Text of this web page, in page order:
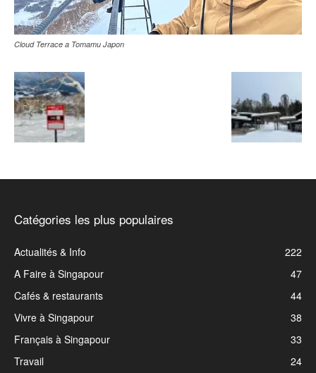
Cloud Terrace a Tomamu Japon
Catégories les plus populaires
Actualités & Info
222
A Faire à Singapour
47
Cafés & restaurants
44
Vivre à Singapour
38
Français à Singapour
33
Travail
24